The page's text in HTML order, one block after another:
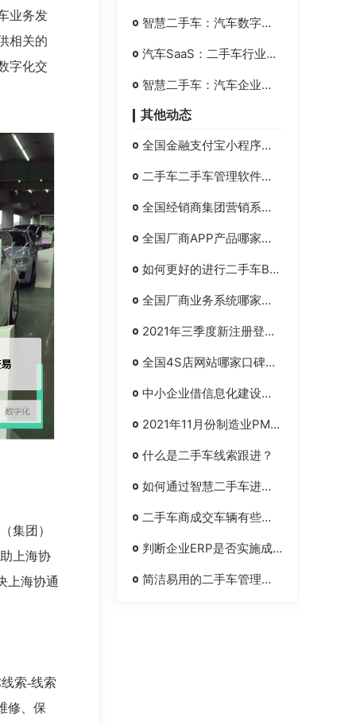
业务发
相关的
字化交
集团）
上海协
上海协通
索-线索
修、保
智慧二手车：汽车数字化营销助力汽车企业解决营销难题
汽车SaaS：二手车行业数字化转型必备神器-智慧二手车
智慧二手车：汽车企业数字化转型困难有何解决办法-丰车
其他动态
全国金融支付宝小程序哪家信得过?
二手车二手车管理软件为企业带来三方面益处
全国经销商集团营销系统哪家可以长期放心合作?
全国厂商APP产品哪家更专业?
如何更好的进行二手车B2B拍卖管理运营？
全国厂商业务系统哪家更专业?
2021年三季度新注册登记机动车883万辆 新登记新能源汽车同比增长154.71%
全国4S店网站哪家口碑更好?
中小企业借信息化建设提高自身竞争力
2021年11月份制造业PMI为50.1%
什么是二手车线索跟进？
如何通过智慧二手车进行销售订单管理？
二手车商成交车辆有些什么功能？
判断企业ERP是否实施成功有标准吗
简洁易用的二手车管理软件更受欢迎